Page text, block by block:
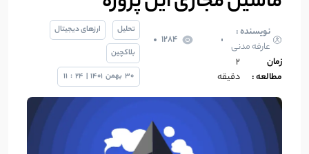
نویسنده :
عارفه مدنی
1284
زمان
مطالعه :
2
دقیقه
تحلیل
ارزهای دیجیتال
بلاکچین
30 بهمن 1401
|
24
:
11